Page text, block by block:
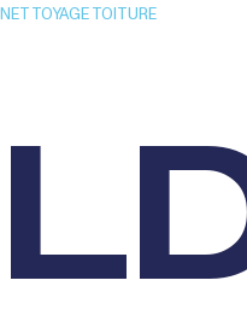
NETTOYAGE TOITURE